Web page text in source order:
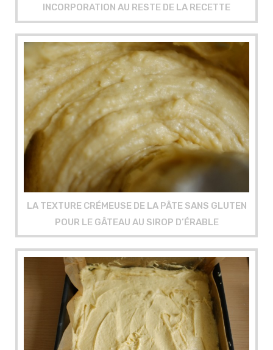
INCORPORATION AU RESTE DE LA RECETTE
LA TEXTURE CRÉMEUSE DE LA PÂTE SANS GLUTEN
POUR LE GÂTEAU AU SIROP D’ÉRABLE